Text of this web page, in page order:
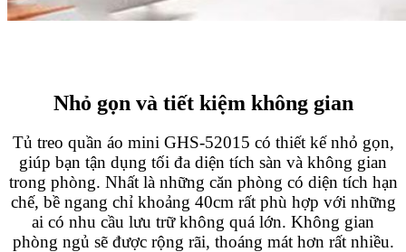
Nhỏ gọn và tiết kiệm không gian
Tủ treo quần áo mini GHS-52015 có thiết kế nhỏ gọn,
giúp bạn tận dụng tối đa diện tích sàn và không gian
trong phòng. Nhất là những căn phòng có diện tích hạn
chế, bề ngang chỉ khoảng 40cm rất phù hợp với những
ai có nhu cầu lưu trữ không quá lớn. Không gian
phòng ngủ sẽ được rộng rãi, thoáng mát hơn rất nhiều.